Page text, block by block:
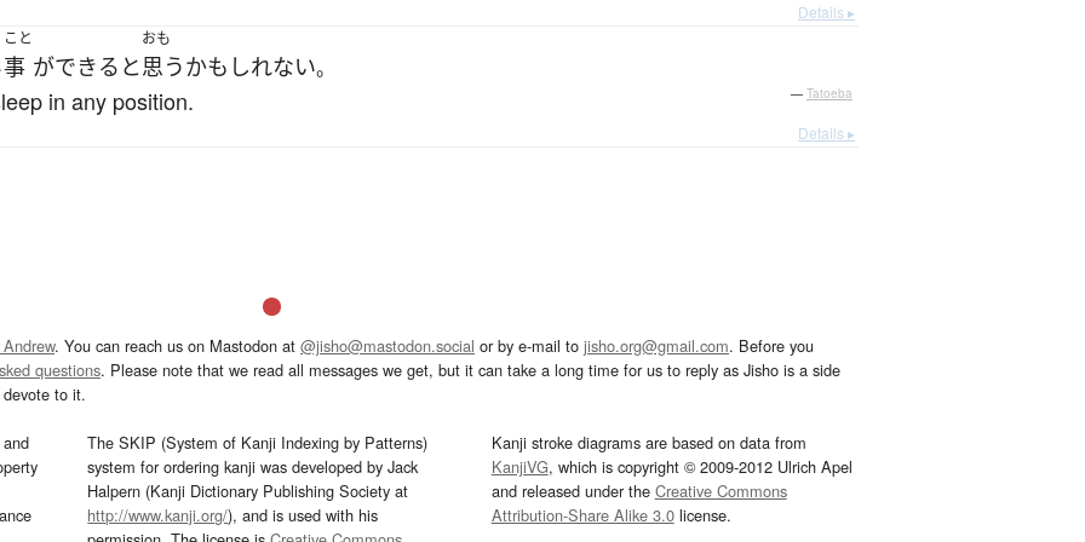
Details ▸
こと
事 ができる と
おも
思うかもしれない。
in any position. — Tatoeba
Details ▸
. You can reach us on Mastodon at @jisho@mastodon.social or by e-mail to jisho.org@gmail.com. Before you
questions. Please note that we read all messages we get, but it can take a long time for us to reply as Jisho is a side
to it.
and
The SKIP (System of Kanji Indexing by Patterns)
system for ordering kanji was developed by Jack
Halpern (Kanji Dictionary Publishing Society at
http://www.kanji.org/), and is used with his
Kanji stroke diagrams are based on data from
KanjiVG, which is copyright © 2009-2012 Ulrich Apel
and released under the Creative Commons
Attribution-Share Alike 3.0license.